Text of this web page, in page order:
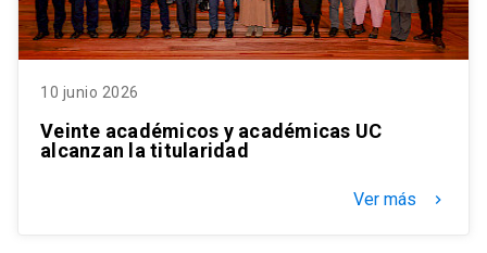
10 junio 2026
Veinte académicos y académicas UC
alcanzan la titularidad
Ver más keyboard_arrow_right